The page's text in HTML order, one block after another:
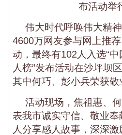
布活动举
伟大时代呼唤伟大精
4600万网友参与网上推
动，最终有102人入选“
人榜”发布活动在沙坪坝
其中何巧、彭小兵荣获
活动现场，焦祖惠、
表我市诚实守信、敬业
人分享感人故事，深深激